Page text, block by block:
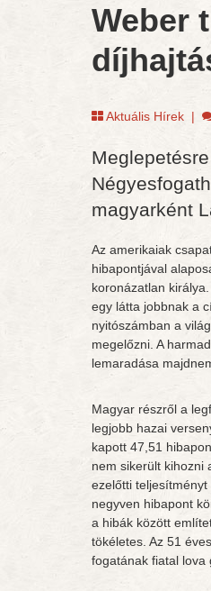
Weber
Aktuális Hírek |
magyarként
Az amerikaiak
hibapontjával
koronázatlan
egy látta jobbnak a
nyitószámban a
megelőzni. A
lemaradása
Magyar részről a
legjobb hazai
kapott 47,51
nem sikerült kihozni
ezelőtti
negyven hibapont
a hibák között
tökéletes. Az 51
fogatának fiatal lova